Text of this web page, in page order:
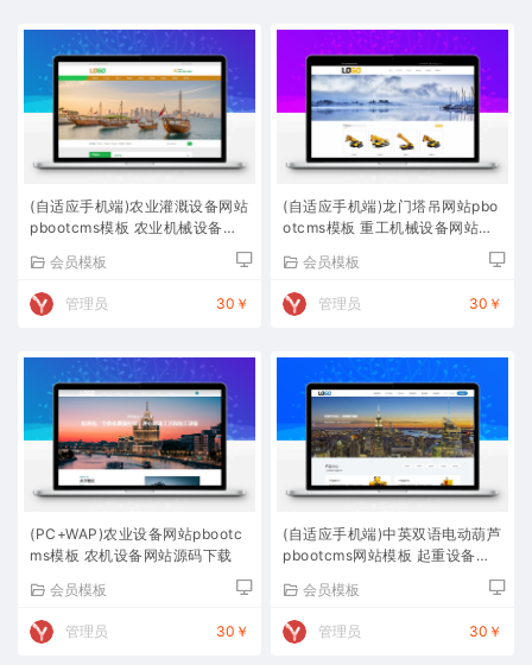
(自适应手机端)农业灌溉设备网站
pbootcms模板 农业机械设备网
会员模板
管理员 30￥
(自适应手机端)龙门塔吊网站pbo
otcms模板 重工机械设备网站源
会员模板
管理员 30￥
(PC+WAP)农业设备网站pbootc
ms模板 农机设备网站源码下载
会员模板
管理员 30￥
(自适应手机端)中英双语电动葫芦
pbootcms网站模板 起重设备网
会员模板
管理员 30￥